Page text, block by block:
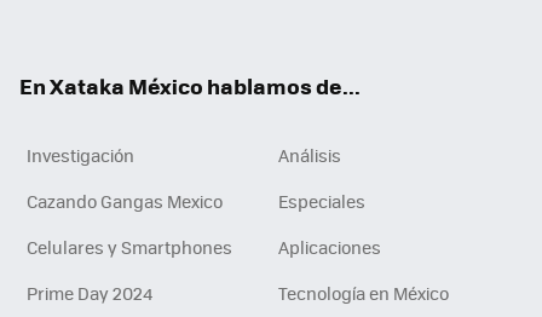
En Xataka México hablamos de...
Investigación
Análisis
Cazando Gangas Mexico
Especiales
Celulares y Smartphones
Aplicaciones
Prime Day 2024
Tecnología en México